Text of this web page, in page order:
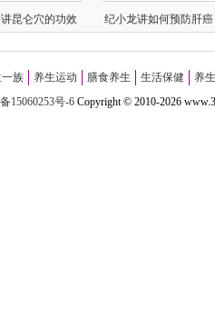
昆仑穴的功效 纪小龙讲如何预防肝癌
族 养生运动 膳食养生 生活保健
养
15060253号-6Copyright©2010-2026